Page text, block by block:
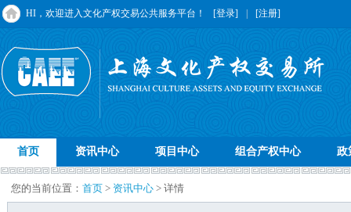
HI，欢迎进入文化产权交易公共服务平台！ [登录] [注册]
首页 资讯中心 项目中心 组合产权中心 政
您的当前位置： 首页 > 资讯中心 > 详情